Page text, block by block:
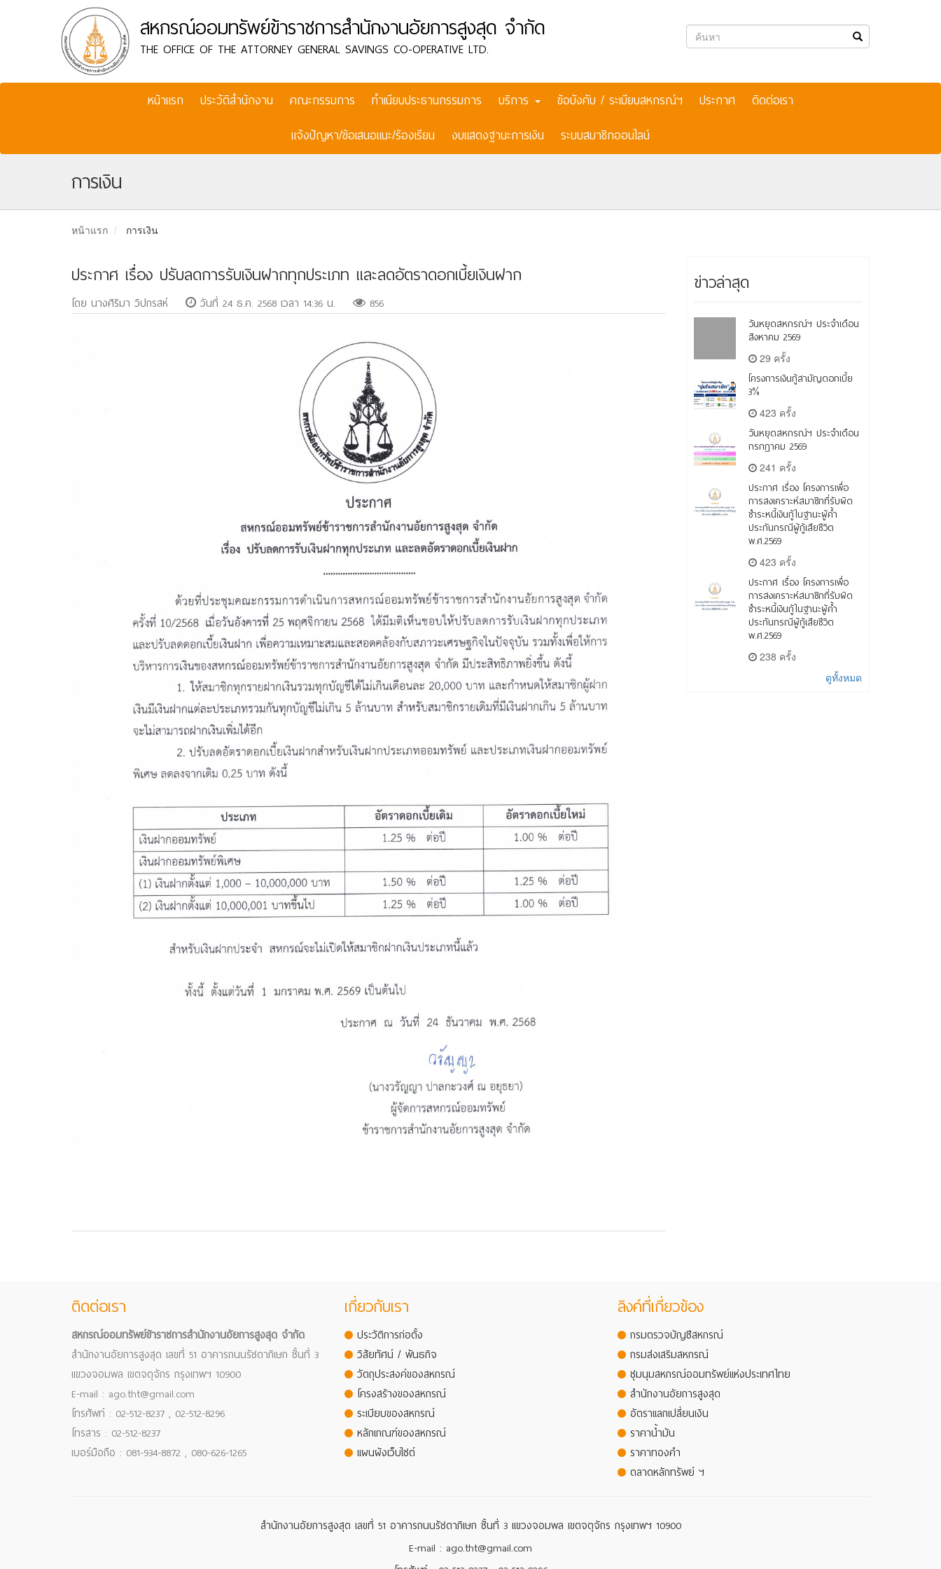
สหกรณ์ออมทรัพย์ข้าราชการสำนักงานอัยการสูงสุด จำกัด
THE OFFICE OF THE ATTORNEY GENERAL SAVINGS CO-OPERATIVE LTD.
หน้าแรก ประวัติสำนักงาน คณะกรรมการ ทำเนียบประธานกรรมการ บริการ ข้อบังคับ / ระเบียบสหกรณ์ฯ ประกาศ
ติดต่อเรา
แจ้งปัญหา/ข้อเสนอแนะ/ร้องเรียน
งบแสดงฐานะการเงิน ระบบสมาชิกออนไลน์
การเงิน
หน้าแรก การเงิน
ประกาศ เรื่อง ปรับลดการรับเงินฝากทุกประเภท และลดอัตราดอกเบี้ยเงินฝาก
โดย นางศิริมา วิปกรสห์ วันที่ 24 ธ.ค. 2568 เวลา 14:36 น. 856
ข่าวล่าสุด
วันหยุดสหกรณ์ฯ ประจำเดือน
สิงหาคม 2569
29 ครั้ง
โครงการเงินกู้สามัญดอกเบี้ย
3%
423 ครั้ง
วันหยุดสหกรณ์ฯ ประจำเดือน
กรกฎาคม 2569
241 ครั้ง
ประกาศ เรื่อง โครงการเพื่อ
การสงเคราะห์สมาชิกที่รับผิด
ชำระหนี้เงินกู้ในฐานะผู้ค้ำ
ประกันกรณีผู้กู้เสียชีวิต
พ.ศ.2569
423 ครั้ง
ประกาศ เรื่อง โครงการเพื่อ
การสงเคราะห์สมาชิกที่รับผิด
ชำระหนี้เงินกู้ในฐานะผู้ค้ำ
ประกันกรณีผู้กู้เสียชีวิต
พ.ศ.2569
238 ครั้ง
ดูทั้งหมด
ติดต่อเรา
สหกรณ์ออมทรัพย์ข้าราชการสำนักงานอัยการสูงสุด จำกัด
สำนักงานอัยการสูงสุด เลขที่ 51 อาคารถนนรัชดาภิเษก ชั้นที่ 3
แขวงจอมพล เขตจตุจักร กรุงเทพฯ 10900
E-mail : ago.tht@gmail.com
โทรศัพท์ : 02-512-8237 , 02-512-8296
โทรสาร : 02-512-8237
เบอร์มือถือ : 081-934-8872 , 080-626-1265
เกี่ยวกับเรา
ประวัติการก่อตั้ง
วิสัยทัศน์ / พันธกิจ
วัตถุประสงค์ของสหกรณ์
โครงสร้างของสหกรณ์
ระเบียบของสหกรณ์
หลักเกณฑ์ของสหกรณ์
แผนผังเว็บไซต์
ลิงค์ที่เกี่ยวข้อง
กรมตรวจบัญชีสหกรณ์
กรมส่งเสริมสหกรณ์
ชุมนุมสหกรณ์ออมทรัพย์แห่งประเทศไทย
สำนักงานอัยการสูงสุด
อัตราแลกเปลี่ยนเงิน
ราคาน้ำมัน
ราคาทองคำ
ตลาดหลักทรัพย์ ฯ
สำนักงานอัยการสูงสุด เลขที่ 51 อาคารถนนรัชดาภิเษก ชั้นที่ 3 แขวงจอมพล เขตจตุจักร กรุงเทพฯ 10900
E-mail : ago.tht@gmail.com